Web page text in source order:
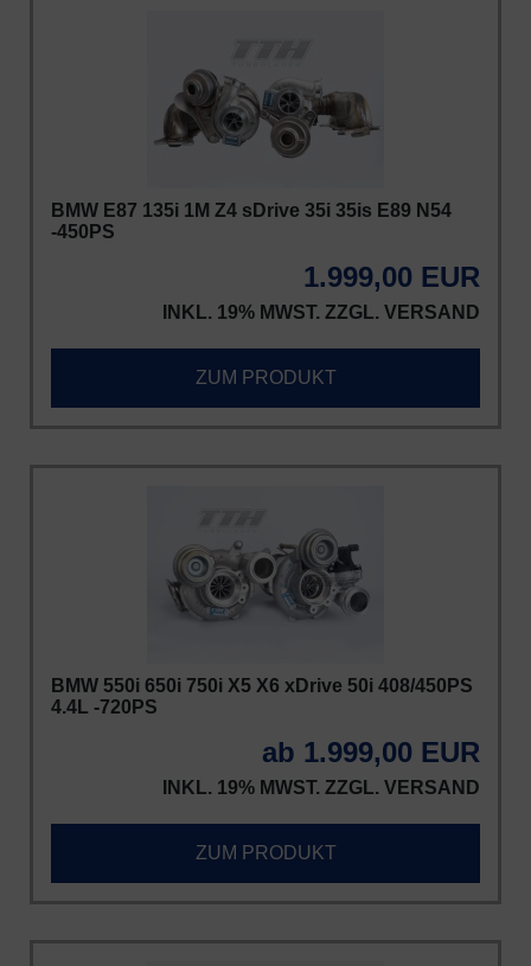
BMW E87 135i 1M Z4 sDrive 35i 35is E89 N54
-450PS
1.999,00 EUR
INKL. 19% MWST. ZZGL. VERSAND
ZUM PRODUKT
BMW 550i 650i 750i X5 X6 xDrive 50i 408/450PS
4.4L -720PS
ab 1.999,00 EUR
INKL. 19% MWST. ZZGL. VERSAND
ZUM PRODUKT